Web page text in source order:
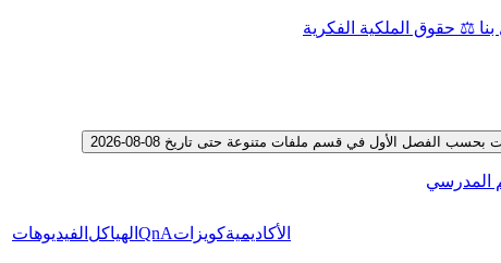
⚖️ حقوق الملكية الفكرية
الفصل الأول في قسم ملفات متنوعة حتى تاريخ 08-08-2026
المدرسي
الأكاديميةكويزاتQnA الهياكل الفيديوهات